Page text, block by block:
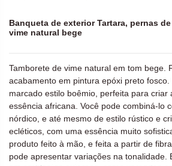
Banqueta de exterior Tartara, pernas
vime natural bege
Tamborete de vime natural em tom bege.
acabamento em pintura epóxi preto
marcado estilo boêmio, perfeita para criar
essência africana. Você pode combiná-lo
nórdico, e até mesmo de estilo rústico e
ecléticos, com uma essência muito
produto feito à mão, e feita a partir de
pode apresentar variações na tonalidade.